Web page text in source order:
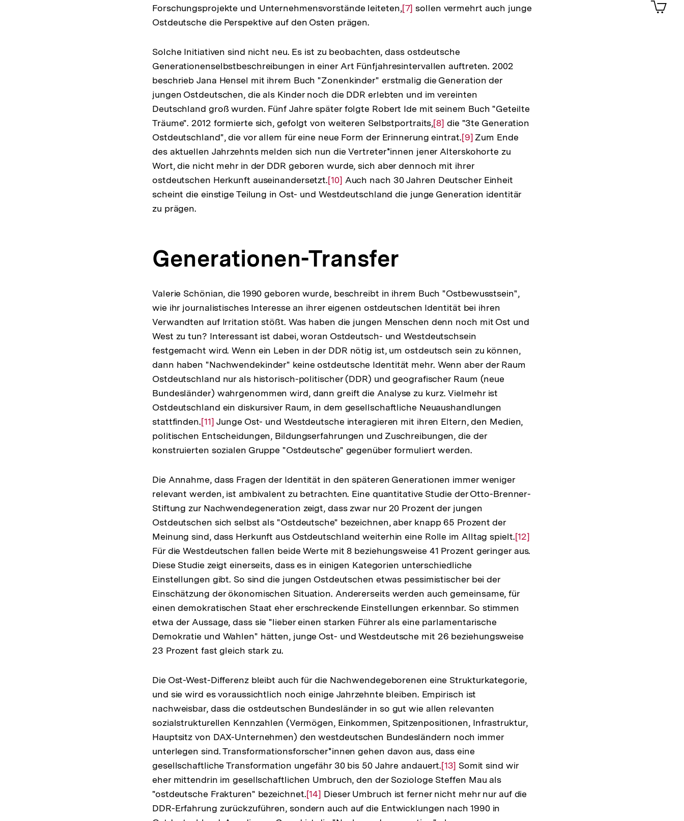
Forschungsprojekte und Unternehmensvorstände leiteten,Zur
Fußnote
[7] sollen vermehrt auch junge
Ostdeutsche die Perspektive auf den Osten prägen.
Solche Initiativen sind nicht neu. Es ist zu beobachten, dass ostdeutsche
Generationenselbstbeschreibungen in einer Art Fünfjahresintervallen auftreten. 2002
beschrieb Jana Hensel mit ihrem Buch "Zonenkinder" erstmalig die Generation der
jungen Ostdeutschen, die als Kinder noch die DDR erlebten und im vereinten
Deutschland groß wurden. Fünf Jahre später folgte Robert Ide mit seinem Buch "Geteilte
Träume". 2012 formierte sich, gefolgt von weiteren Selbstportraits,Zur
Auflösung
der
Fußnote
[8] die "3te Generation
Ostdeutschland", die vor allem für eine neue Form der Erinnerung eintrat.Zur
Auflösung
der
Fußnote
[9] Zum Ende
des aktuellen Jahrzehnts melden sich nun die Vertreter*innen jener Alterskohorte zu
Wort, die nicht mehr in der DDR geboren wurde, sich aber dennoch mit ihrer
ostdeutschen Herkunft auseinandersetzt.Zur
Auflösung
[10] Auch nach 30 Jahren Deutscher Einheit
scheint die einstige Teilung in Ost- und Westdeutschland die junge Generation identitär
zu prägen.
Generationen-Transfer
Valerie Schönian, die 1990 geboren wurde, beschreibt in ihrem Buch "Ostbewusstsein",
wie ihr journalistisches Interesse an ihrer eigenen ostdeutschen Identität bei ihren
Verwandten auf Irritation stößt. Was haben die jungen Menschen denn noch mit Ost und
West zu tun? Interessant ist dabei, woran Ostdeutsch- und Westdeutschsein
festgemacht wird. Wenn ein Leben in der DDR nötig ist, um ostdeutsch sein zu können,
dann haben "Nachwendekinder" keine ostdeutsche Identität mehr. Wenn aber der Raum
Ostdeutschland nur als historisch-politischer (DDR) und geografischer Raum (neue
Bundesländer) wahrgenommen wird, dann greift die Analyse zu kurz. Vielmehr ist
Ostdeutschland ein diskursiver Raum, in dem gesellschaftliche Neuaushandlungen
stattfinden.Zur
Auflösung
der
[11] Junge Ost- und Westdeutsche interagieren mit ihren Eltern, den Medien,
politischen Entscheidungen, Bildungserfahrungen und Zuschreibungen, die der
konstruierten sozialen Gruppe "Ostdeutsche" gegenüber formuliert werden.
Die Annahme, dass Fragen der Identität in den späteren Generationen immer weniger
relevant werden, ist ambivalent zu betrachten. Eine quantitative Studie der Otto-Brenner-
Stiftung zur Nachwendegeneration zeigt, dass zwar nur 20 Prozent der jungen
Ostdeutschen sich selbst als "Ostdeutsche" bezeichnen, aber knapp 65 Prozent der
Meinung sind, dass Herkunft aus Ostdeutschland weiterhin eine Rolle im Alltag spielt.Zur
Auflösung
[12]
Für die Westdeutschen fallen beide Werte mit 8 beziehungsweise 41 Prozent geringer aus.
Diese Studie zeigt einerseits, dass es in einigen Kategorien unterschiedliche
Einstellungen gibt. So sind die jungen Ostdeutschen etwas pessimistischer bei der
Einschätzung der ökonomischen Situation. Andererseits werden auch gemeinsame, für
einen demokratischen Staat eher erschreckende Einstellungen erkennbar. So stimmen
etwa der Aussage, dass sie "lieber einen starken Führer als eine parlamentarische
Demokratie und Wahlen" hätten, junge Ost- und Westdeutsche mit 26 beziehungsweise
23 Prozent fast gleich stark zu.
Die Ost-West-Differenz bleibt auch für die Nachwendegeborenen eine Strukturkategorie,
und sie wird es voraussichtlich noch einige Jahrzehnte bleiben. Empirisch ist
nachweisbar, dass die ostdeutschen Bundesländer in so gut wie allen relevanten
sozialstrukturellen Kennzahlen (Vermögen, Einkommen, Spitzenpositionen, Infrastruktur,
Hauptsitz von DAX-Unternehmen) den westdeutschen Bundesländern noch immer
unterlegen sind. Transformationsforscher*innen gehen davon aus, dass eine
gesellschaftliche Transformation ungefähr 30 bis 50 Jahre andauert.Zur
Auflösung
der
Fußnote
[13] Somit sind wir
eher mittendrin im gesellschaftlichen Umbruch, den der Soziologe Steffen Mau als
"ostdeutsche Frakturen" bezeichnet.Zur
Auflösung
[14] Dieser Umbruch ist ferner nicht mehr nur auf die
DDR-Erfahrung zurückzuführen, sondern auch auf die Entwicklungen nach 1990 in